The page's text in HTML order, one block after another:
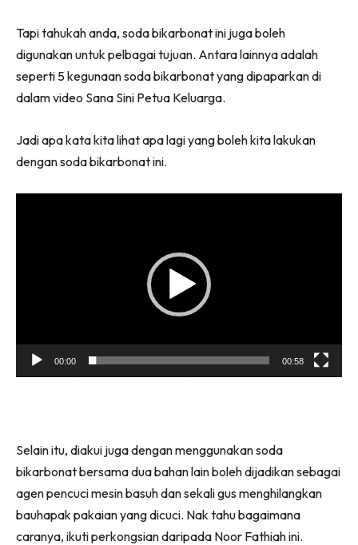
Tapi tahukah anda, soda bikarbonat ini juga boleh
digunakan untuk pelbagai tujuan. Antara lainnya adalah
seperti 5 kegunaan soda bikarbonat yang dipaparkan di
dalam video Sana Sini Petua Keluarga.
Jadi apa kata kita lihat apa lagi yang boleh kita lakukan
dengan soda bikarbonat ini.
00:00 00:58
Selain itu, diakui juga dengan menggunakan soda
bikarbonat bersama dua bahan lain boleh dijadikan sebagai
agen pencuci mesin basuh dan sekali gus menghilangkan
bauhapak pakaian yang dicuci. Nak tahu bagaimana
caranya, ikuti perkongsian daripada Noor Fathiah ini.